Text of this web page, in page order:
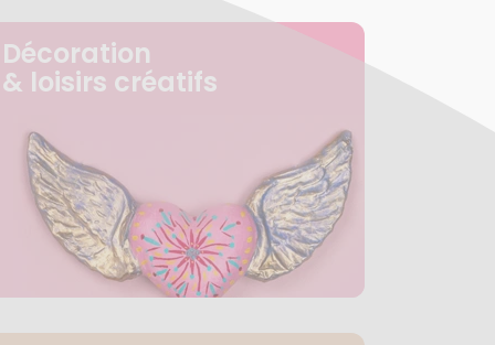
Décoration
& loisirs créatifs